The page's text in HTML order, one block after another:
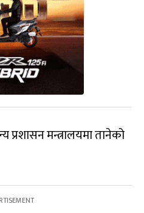
मन्त्रालयमा तानेको